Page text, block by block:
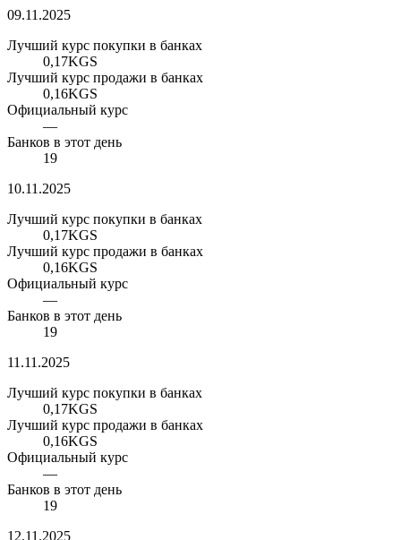
09.11.2025
Лучший курс покупки в банках
0,17KGS
Лучший курс продажи в банках
0,16KGS
Официальный курс
—
Банков в этот день
19
10.11.2025
Лучший курс покупки в банках
0,17KGS
Лучший курс продажи в банках
0,16KGS
Официальный курс
—
Банков в этот день
19
11.11.2025
Лучший курс покупки в банках
0,17KGS
Лучший курс продажи в банках
0,16KGS
Официальный курс
—
Банков в этот день
19
12.11.2025